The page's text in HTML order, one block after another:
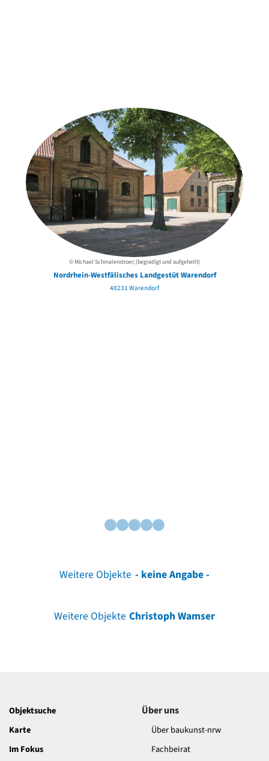
© Michael Schmalenstroer; (begradigt und aufgehellt)
Nordrhein-Westfälisches Landgestüt Warendorf
48231 Warendorf
Weitere Objekte - keine Angabe -
Weitere Objekte Christoph Wamser
Objektsuche
Karte
Im Fokus
Über uns
Über baukunst-nrw
Fachbeirat